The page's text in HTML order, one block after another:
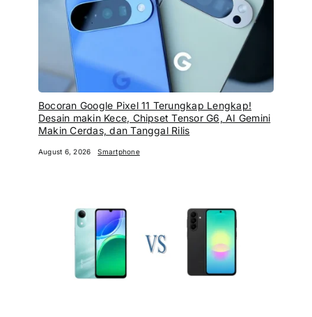
Bocoran Google Pixel 11 Terungkap Lengkap!
Desain makin Kece, Chipset Tensor G6, AI Gemini
Makin Cerdas, dan Tanggal Rilis
August 6, 2026 Smartphone